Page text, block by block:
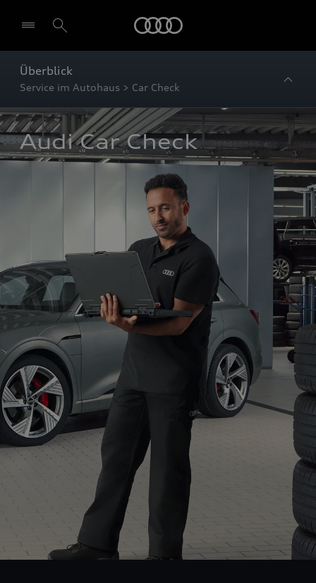
Überblick
Service im Autohaus > Car Check
Audi Car Check